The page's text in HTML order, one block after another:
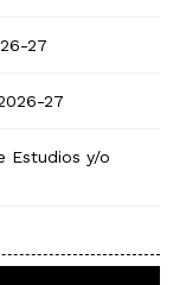
27
27
Estudios y/o